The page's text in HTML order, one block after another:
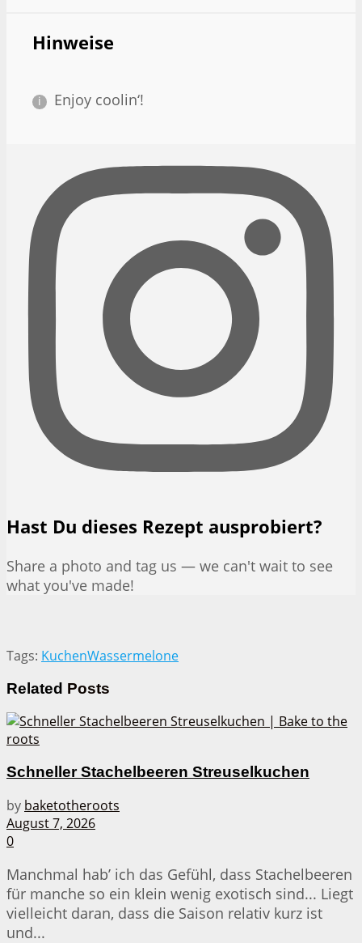
Hinweise
Enjoy coolin‘!
Hast Du dieses Rezept ausprobiert?
Share a photo and tag us — we can't wait to see
what you've made!
Tags: KuchenWassermelone
Related Posts
Schneller Stachelbeeren Streuselkuchen
by baketotheroots
August 7, 2026
0
Manchmal hab’ ich das Gefühl, dass Stachelbeeren
für manche so ein klein wenig exotisch sind... Liegt
vielleicht daran, dass die Saison relativ kurz ist
und...